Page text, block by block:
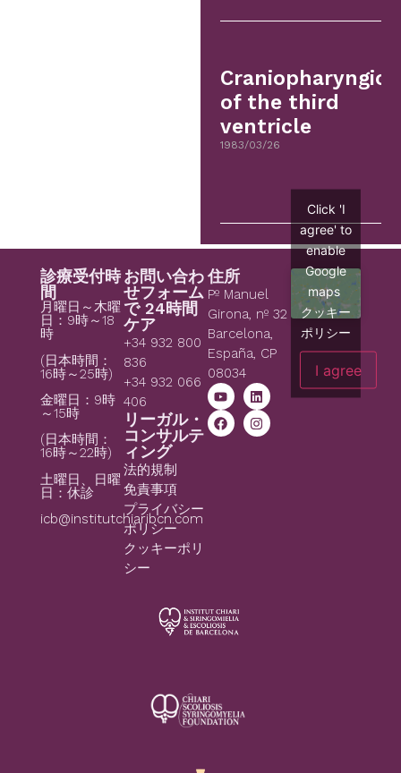
of the third
ventricle
1983/03/26
診療受付時
間
月曜日～木曜
日：9時～18
時
(日本時間：
16時～25時)
金曜日：9時
～15時
(日本時間：
16時～22時)
土曜日、日曜
日：休診
icb@institutchiaribcn.com
お問い合わ
せフォーム
で 24時間
ケア
+34 932 800
836
+34 932 066
406
リーガル・
コンサルテ
ィング
法的規制
免責事項
プライバシー
ポリシー
クッキーポリ
シー
住所
Pº Manuel
Girona, nº 32
Barcelona,
España, CP
08034
Click 'I
agree' to
enable
Google
maps
クッキー
ポリシー
I agree